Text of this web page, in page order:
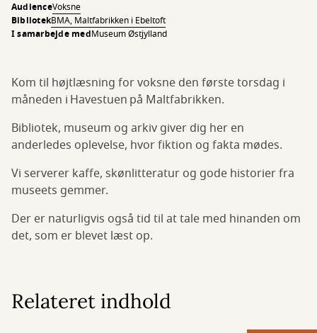
AudienceVoksne
BibliotekBMA, Maltfabrikken i Ebeltoft
I samarbejde medMuseum Østjylland
Kom til højtlæsning for voksne den første torsdag i
måneden i Havestuen på Maltfabrikken.
Bibliotek, museum og arkiv giver dig her en
anderledes oplevelse, hvor fiktion og fakta mødes.
Vi serverer kaffe, skønlitteratur og gode historier fra
museets gemmer.
Der er naturligvis også tid til at tale med hinanden om
det, som er blevet læst op.
Relateret indhold